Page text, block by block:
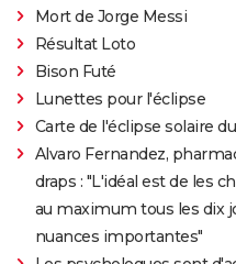
Mort de Jorge Messi
Résultat Loto
Bison Futé
Lunettes pour l'éclipse
Carte de l'éclipse solaire
Alvaro Fernandez,
draps : "L'idéal est de les
au maximum tous les dix
nuances importantes"